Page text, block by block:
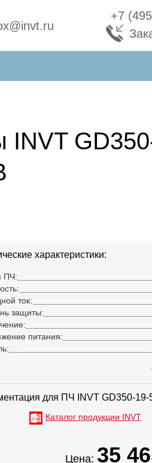
+7
INVT
характеристики:
ПЧ:
ток:
защиты:
питания:
для ПЧ INVT GD350-19-
Каталог продукции INVT
Цена: 35